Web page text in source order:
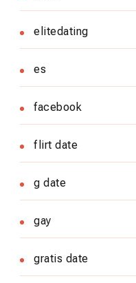
elitedating
es
facebook
flirt date
g date
gay
gratis date